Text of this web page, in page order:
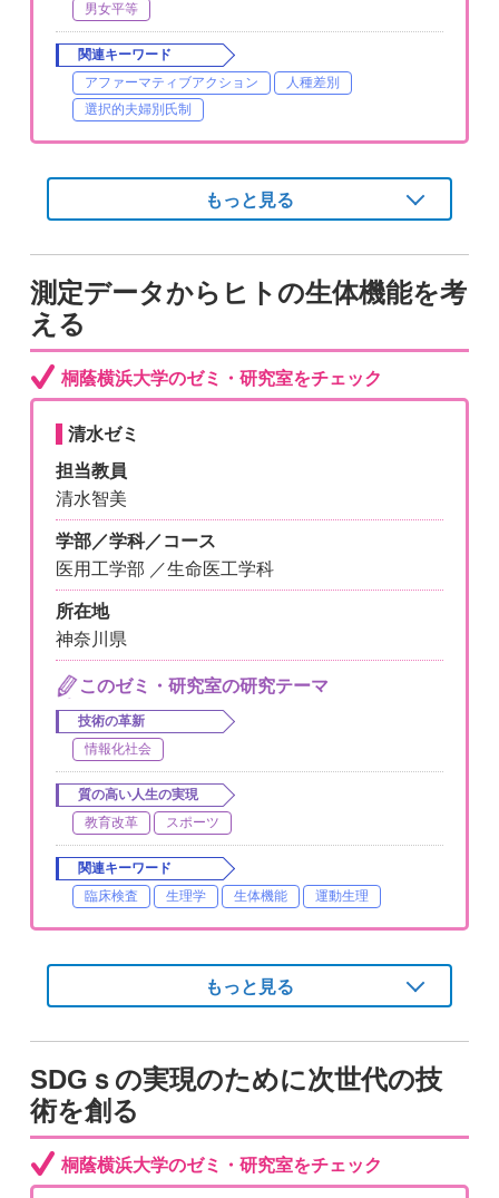
男女平等
関連キーワード
アファーマティブアクション
人種差別
選択的夫婦別氏制
もっと見る
測定データからヒトの生体機能を考
える
桐蔭横浜大学のゼミ・研究室をチェック
清水ゼミ
担当教員
清水智美
学部／学科／コース
医用工学部 ／生命医工学科
所在地
神奈川県
このゼミ・研究室の研究テーマ
技術の革新
情報化社会
質の高い人生の実現
教育改革
スポーツ
関連キーワード
臨床検査
生理学 生体機能 運動生理
もっと見る
SDGｓの実現のために次世代の技
術を創る
桐蔭横浜大学のゼミ・研究室をチェック